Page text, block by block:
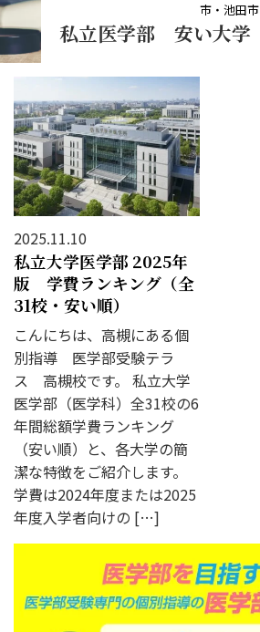
市・池田市
私立医学部 安い大学
2025.11.10
私立大学医学部 2025年
版 学費ランキング（全
31校・安い順）
こんにちは、高槻にある個
別指導 医学部受験テラ
ス 高槻校です。 私立大学
医学部（医学科）全31校の6
年間総額学費ランキング
（安い順）と、各大学の簡
潔な特徴をご紹介します。
学費は2024年度または2025
年度入学者向けの […]